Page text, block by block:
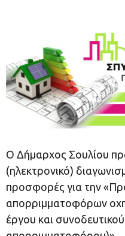
O Δήμαρχος Σουλίου
(ηλεκτρονικό)
προσφορές για την
απορριμματοφόρων
έργου και